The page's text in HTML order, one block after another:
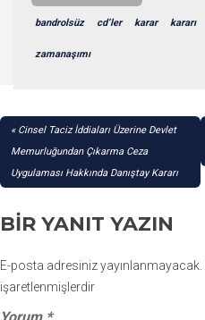
bandrolsüz cd’ler karar kararı
zamanaşımı
YAZI
GEZINMESI
Cinsel Taciz İddiaları Üzerine Devlet
Memurluğundan Çıkarma Ceza
Uygulaması Hakkında Danıştay Kararı
BIR YANIT YAZIN
E-posta adresiniz yayınlanmayacak.
işaretlenmişlerdir